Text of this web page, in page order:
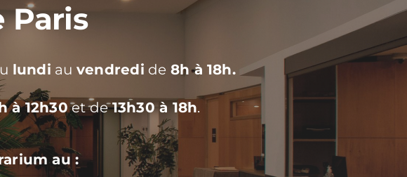
Paris
lundi au vendredi de 8h à 18h.
à 12h30et de13h30 à 18h.
au :